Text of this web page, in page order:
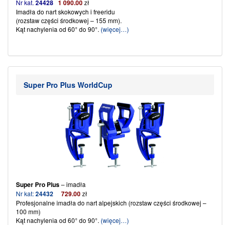
Nr kat. 24428 1 090.00zł
Imadła do nart skokowych i freeridu
(rozstaw części środkowej – 155 mm).
Kąt nachylenia od 60° do 90°. (więcej…)
Super Pro Plus WorldCup
Super Pro Plus– imadła
Nr kat:24432 729.00zł
Profesjonalne imadła do nart alpejskich (rozstaw części środkowej –
100 mm)
Kąt nachylenia od 60° do 90°. (więcej…)